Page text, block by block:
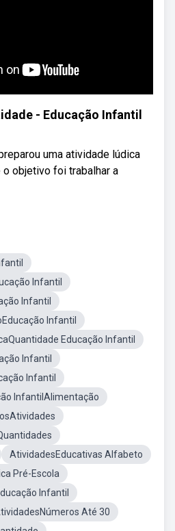
- Educação Infantil
uma atividade lúdica
objetivo foi trabalhar a
Infantil
Infantil
Infantil
Educação Infantil
Infantil
Infantil
InfantilAlimentação
AtividadesEducativas Alfabeto
Pré-Escola
Infantil
Até 30